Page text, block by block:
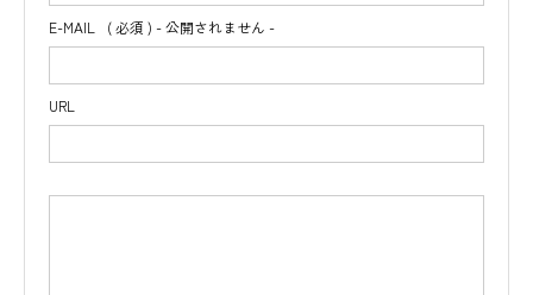
E-MAIL ( 必須 ) - 公開されません -
URL